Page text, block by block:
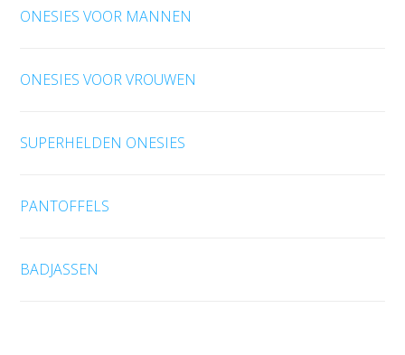
ONESIES VOOR MANNEN
ONESIES VOOR VROUWEN
SUPERHELDEN ONESIES
PANTOFFELS
BADJASSEN